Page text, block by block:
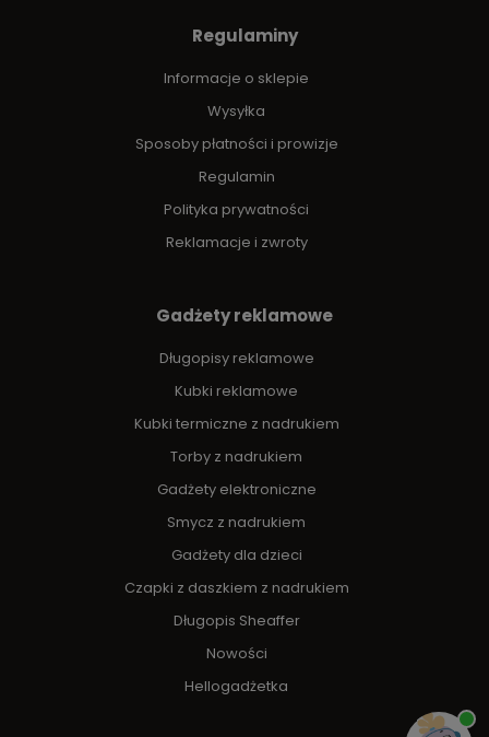
Regulaminy
Informacje o sklepie
Wysyłka
Sposoby płatności i prowizje
Regulamin
Polityka prywatności
Reklamacje i zwroty
Gadżety reklamowe
Długopisy reklamowe
Kubki reklamowe
Kubki termiczne z nadrukiem
Torby z nadrukiem
Gadżety elektroniczne
Smycz z nadrukiem
Gadżety dla dzieci
Czapki z daszkiem z nadrukiem
Długopis Sheaffer
Nowości
Hellogadżetka